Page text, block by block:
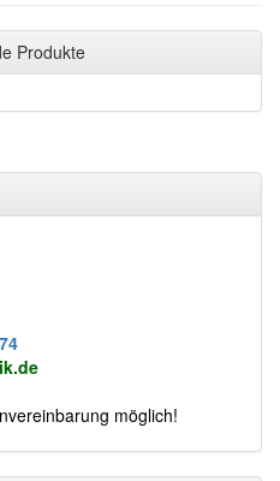
Produkte
möglich!